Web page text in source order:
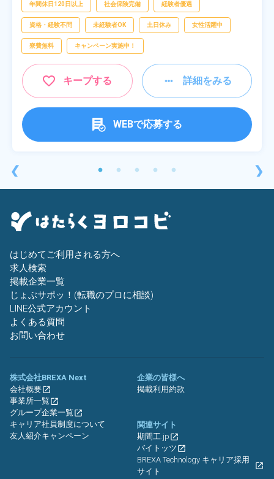
❮
年間休日120日以上 社会保険完備 経験者優遇
資格・経験不問 未経験者OK 土日休み 女性活躍中
寮費無料 キャンペーン実施中！
キープする 詳細をみる
WEBで応募する
❯
はじめてご利用される方へ
求人検索
掲載企業一覧
じょぶサポッ！(転職のプロに相談)
LINE公式アカウント
よくある質問
お問い合わせ
株式会社BREXA Next
会社概要
事業所一覧
グループ企業一覧
キャリア社員制度について
友人紹介キャンペーン
企業の皆様へ
掲載利用約款
関連サイト
期間工.jp
バイトッツ
BREXA Technology キャリア採用
サイト